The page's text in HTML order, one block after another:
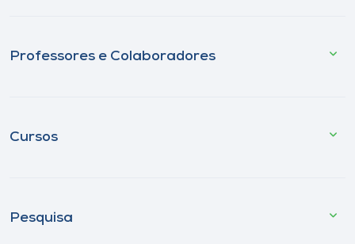
Professores e Colaboradores
Cursos
Pesquisa